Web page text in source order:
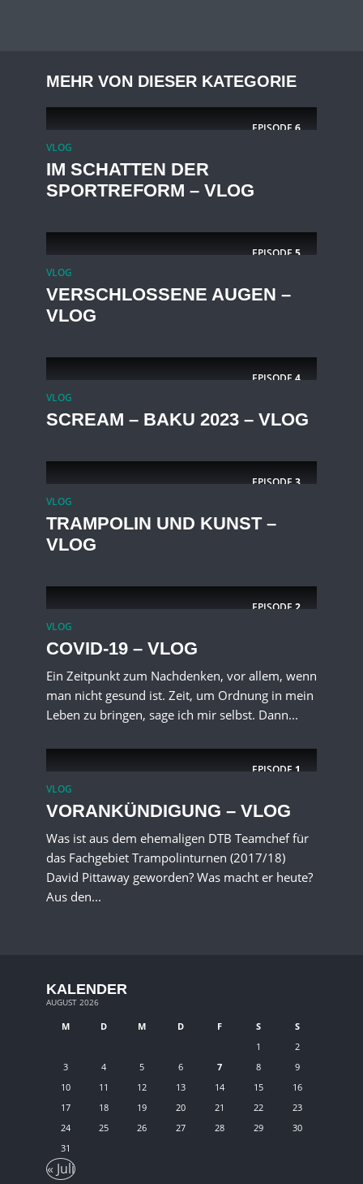
MEHR VON DIESER KATEGORIE
EPISODE6
VLOG
IM SCHATTEN DER
SPORTREFORM – VLOG
EPISODE5
VLOG
VERSCHLOSSENE AUGEN –
VLOG
EPISODE4
VLOG
SCREAM – BAKU 2023 – VLOG
EPISODE3
VLOG
TRAMPOLIN UND KUNST –
VLOG
EPISODE2
VLOG
COVID-19 – VLOG
Ein Zeitpunkt zum Nachdenken, vor allem, wenn
man nicht gesund ist. Zeit, um Ordnung in mein
Leben zu bringen, sage ich mir selbst. Dann...
EPISODE1
VLOG
VORANKÜNDIGUNG – VLOG
Was ist aus dem ehemaligen DTB Teamchef für
das Fachgebiet Trampolinturnen (2017/18)
David Pittaway geworden? Was macht er heute?
Aus den...
KALENDER
AUGUST 2026
M D M D F S
S
1
2
3
4 5 6 7 8
9
10
11 12 13 14 15
16
17
18 19 20 21 22
23
24
25 26 27 28 29
30
31
« Juli